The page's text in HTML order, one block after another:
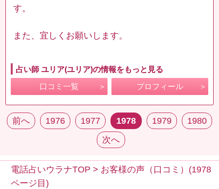
す。
また、宜しくお願いします。
占い師 ユリア(ユリア)の情報をもっと見る
口コミ一覧 プロフィール
前へ 1976 1977 1978 1979
1980
次へ
電話占いウラナTOP > お客様の声（口コミ）(1978
ページ目)